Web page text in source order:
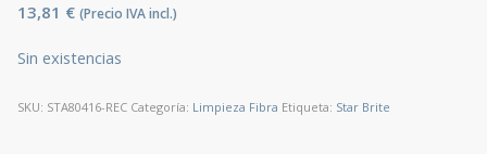
13,81 € (Precio IVA incl.)
Sin existencias
SKU: STA80416-REC Categoría: Limpieza Fibra Etiqueta: Star Brite